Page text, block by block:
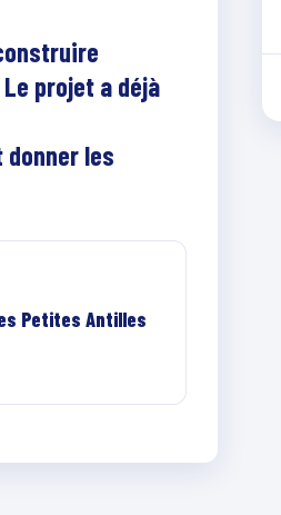
projet a déjà
les
Petites Antilles